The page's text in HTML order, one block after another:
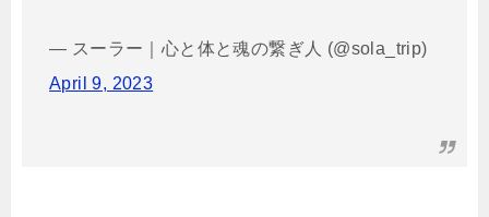
— スーラー｜心と体と魂の繋ぎ人 (@sola_trip)
April 9, 2023